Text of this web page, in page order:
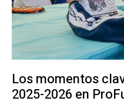
Los momentos
2025-2026 en